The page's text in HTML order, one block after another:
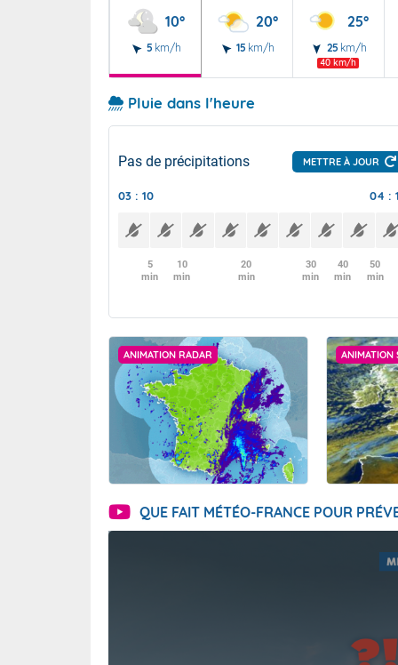
10°
5 km/h
20°
15 km/h
25°
25 km/h
40 km/h
Pluie dans l'heure
Pas de précipitations METTRE À JOUR
03 : 10 04 :
5
min
10
min
20
min
30
min
40
min
50
min
ANIMATION RADAR ANIMATION
QUE FAIT MÉTÉO-FRANCE POUR